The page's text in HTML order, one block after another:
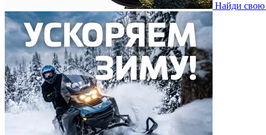
Найди свою